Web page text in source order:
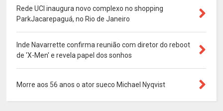
Rede UCI inaugura novo complexo no shopping
ParkJacarepaguá, no Rio de Janeiro
Inde Navarrette confirma reunião com diretor do reboot
de 'X-Men' e revela papel dos sonhos
Morre aos 56 anos o ator sueco Michael Nyqvist